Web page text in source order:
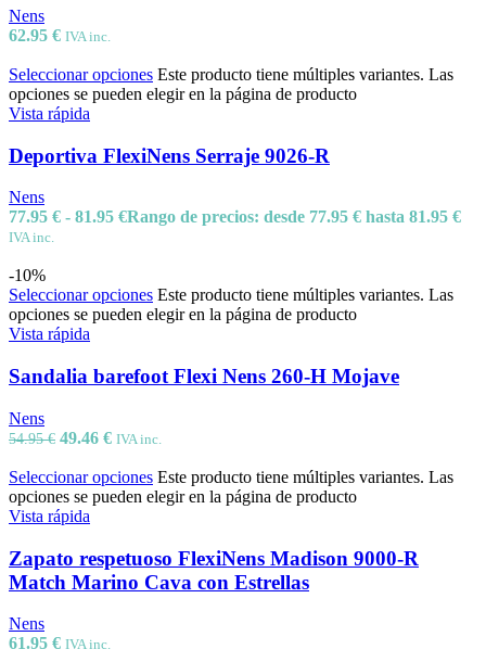
Nens
62.95 € IVA inc.
Seleccionar opciones Este producto tiene múltiples variantes. Las
opciones se pueden elegir en la página de producto
Vista rápida
Deportiva FlexiNens Serraje 9026-R
Nens
77.95 € - 81.95 €Rango de precios: desde 77.95 € hasta 81.95 €
IVA inc.
-10%
Seleccionar opciones Este producto tiene múltiples variantes. Las
opciones se pueden elegir en la página de producto
Vista rápida
Sandalia barefoot Flexi Nens 260-H Mojave
Nens
54.95€ 49.46 € IVA inc.
Seleccionar opciones Este producto tiene múltiples variantes. Las
opciones se pueden elegir en la página de producto
Vista rápida
Zapato respetuoso FlexiNens Madison 9000-R
Match Marino Cava con Estrellas
Nens
61.95 € IVA inc.